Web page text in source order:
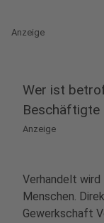
Anzeige
Wer ist
Beschäftigte
Anzeige
Verhandelt wird
Menschen.
Gewerkschaft